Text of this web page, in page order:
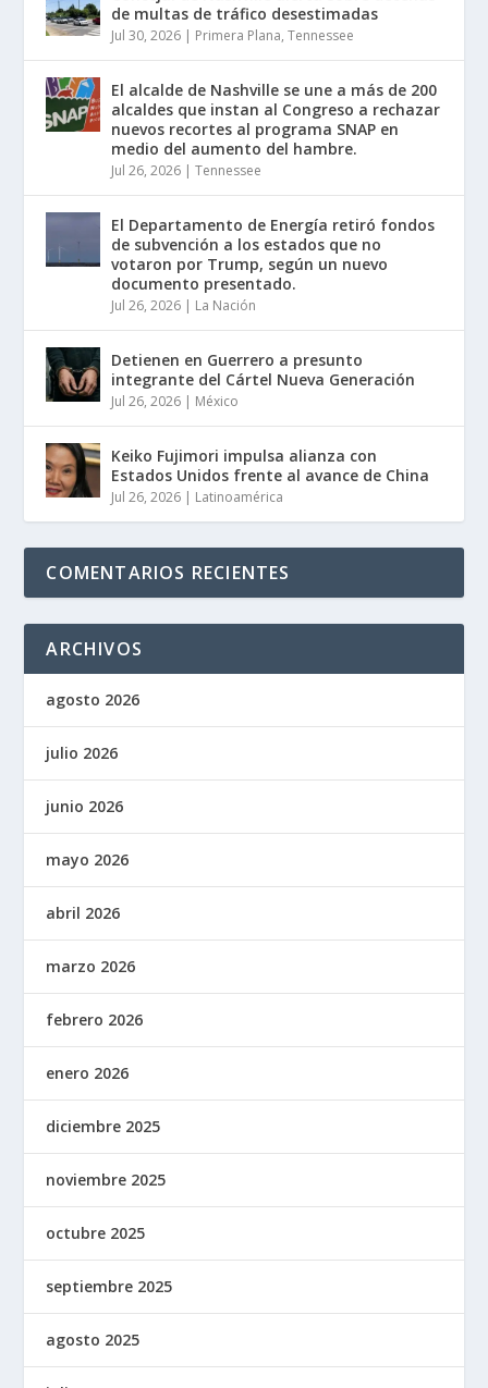
de multas de tráfico desestimadas
Jul 30, 2026 | Primera Plana,Tennessee
El alcalde de Nashville se une a más de 200
alcaldes que instan al Congreso a rechazar
nuevos recortes al programa SNAP en
medio del aumento del hambre.
Jul 26, 2026 |Tennessee
El Departamento de Energía retiró fondos
de subvención a los estados que no
votaron por Trump, según un nuevo
documento presentado.
Jul 26, 2026 | La Nación
Detienen en Guerrero a presunto
integrante del Cártel Nueva Generación
Jul 26, 2026 | México
Keiko Fujimori impulsa alianza con
Estados Unidos frente al avance de China
Jul 26, 2026 | Latinoamérica
COMENTARIOS RECIENTES
ARCHIVOS
agosto 2026
julio 2026
junio 2026
mayo 2026
abril 2026
marzo 2026
febrero 2026
enero 2026
diciembre 2025
noviembre 2025
octubre 2025
septiembre 2025
agosto 2025